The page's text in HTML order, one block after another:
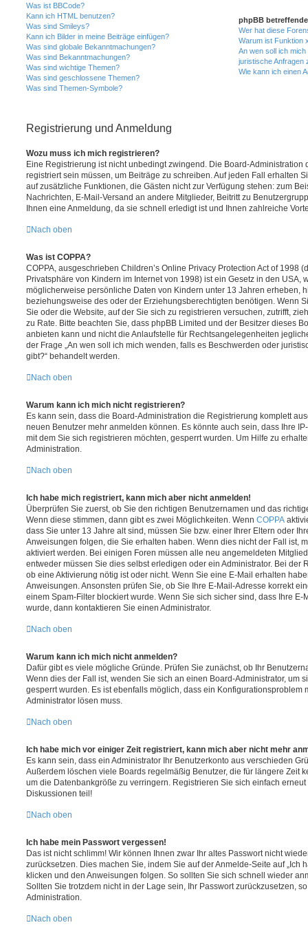
Was ist BBCode?
Kann ich HTML benutzen?
Was sind Smileys?
Kann ich Bilder in meine Beiträge einfügen?
Was sind globale Bekanntmachungen?
Was sind Bekanntmachungen?
Was sind wichtige Themen?
Was sind geschlossene Themen?
Was sind Themen-Symbole?
phpBB
Wer hat diese
Warum ist Funktion
An wen soll ich
juristische Anfragen
Wie kann ich einen
Registrierung und Anmeldung
Wozu muss ich mich registrieren?
Eine Registrierung ist nicht unbedingt zwingend. Die Board-Administration
registriert sein müssen, um Beiträge zu schreiben. Auf jeden Fall erhalten
auf zusätzliche Funktionen, die Gästen nicht zur Verfügung stehen: zum
Nachrichten, E-Mail-Versand an andere Mitglieder, Beitritt zu
Ihnen eine Anmeldung, da sie schnell erledigt ist und Ihnen zahlreiche
Nach oben
Was ist COPPA?
COPPA, ausgeschrieben Children’s Online Privacy Protection Act of 1998
Privatsphäre von Kindern im Internet von 1998) ist ein Gesetz in den USA,
möglicherweise persönliche Daten von Kindern unter 13 Jahren erheben,
beziehungsweise des oder der Erziehungsberechtigten benötigen. Wenn
Sie oder die Website, auf der Sie sich zu registrieren versuchen, zutrifft,
zu Rate. Bitte beachten Sie, dass phpBB Limited und der Besitzer dieses
anbieten kann und nicht die Anlaufstelle für Rechtsangelegenheiten
der Frage „An wen soll ich mich wenden, falls es Beschwerden oder
gibt?“ behandelt werden.
Nach oben
Warum kann ich mich nicht registrieren?
Es kann sein, dass die Board-Administration die Registrierung komplett
neuen Benutzer mehr anmelden können. Es könnte auch sein, dass Ihre
mit dem Sie sich registrieren möchten, gesperrt wurden. Um Hilfe zu
Administration.
Nach oben
Ich habe mich registriert, kann mich aber nicht anmelden!
Überprüfen Sie zuerst, ob Sie den richtigen Benutzernamen und das
Wenn diese stimmen, dann gibt es zwei Möglichkeiten. Wenn COPPA
dass Sie unter 13 Jahre alt sind, müssen Sie bzw. einer Ihrer Eltern oder
Anweisungen folgen, die Sie erhalten haben. Wenn dies nicht der Fall ist,
aktiviert werden. Bei einigen Foren müssen alle neu angemeldeten
entweder müssen Sie dies selbst erledigen oder ein Administrator. Bei der
ob eine Aktivierung nötig ist oder nicht. Wenn Sie eine E-Mail erhalten
Anweisungen. Ansonsten prüfen Sie, ob Sie Ihre E-Mail-Adresse korrekt
einem Spam-Filter blockiert wurde. Wenn Sie sich sicher sind, dass Ihre
wurde, dann kontaktieren Sie einen Administrator.
Nach oben
Warum kann ich mich nicht anmelden?
Dafür gibt es viele mögliche Gründe. Prüfen Sie zunächst, ob Ihr
Wenn dies der Fall ist, wenden Sie sich an einen Board-Administrator, um
gesperrt wurden. Es ist ebenfalls möglich, dass ein Konfigurationsproblem
Administrator lösen muss.
Nach oben
Ich habe mich vor einiger Zeit registriert, kann mich aber nicht mehr
Es kann sein, dass ein Administrator Ihr Benutzerkonto aus verschieden
Außerdem löschen viele Boards regelmäßig Benutzer, die für längere Zeit
um die Datenbankgröße zu verringern. Registrieren Sie sich einfach
Diskussionen teil!
Nach oben
Ich habe mein Passwort vergessen!
Das ist nicht schlimm! Wir können Ihnen zwar Ihr altes Passwort nicht
zurücksetzen. Dies machen Sie, indem Sie auf der Anmelde-Seite auf „Ich
klicken und den Anweisungen folgen. So sollten Sie sich schnell wieder
Sollten Sie trotzdem nicht in der Lage sein, Ihr Passwort zurückzusetzen,
Administration.
Nach oben